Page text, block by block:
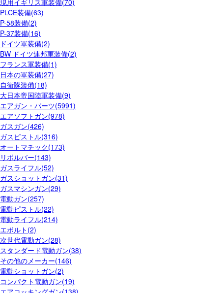
現用イギリス軍装備(70)
PLCE装備(63)
P-58装備(2)
P-37装備(16)
ドイツ軍装備(2)
BW ドイツ連邦軍装備(2)
フランス軍装備(1)
日本の軍装備(27)
自衛隊装備(18)
大日本帝国陸軍装備(9)
エアガン・パーツ(5991)
エアソフトガン(978)
ガスガン(426)
ガスピストル(316)
オートマチック(173)
リボルバー(143)
ガスライフル(52)
ガスショットガン(31)
ガスマシンガン(29)
電動ガン(257)
電動ピストル(22)
電動ライフル(214)
エボルト(2)
次世代電動ガン(28)
スタンダード電動ガン(38)
その他のメーカー(146)
電動ショットガン(2)
コンパクト電動ガン(19)